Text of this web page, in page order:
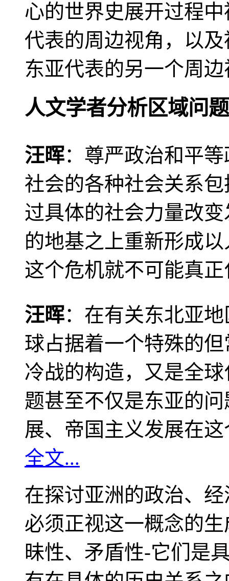
心的世界史展开过程
代表的周边视角，以
东亚代表的另一个周
人文学者分析区域问题
汪晖：尊严政治和平
社会的各种社会关系
过具体的社会力量改
的地基之上重新形成
这个危机就不可能真
汪晖：在有关东北亚
球占据着一个特殊的
冷战的构造，又是全
题甚至不仅是东亚的
展、帝国主义发展在
全文...
在探讨亚洲的政治、
必须正视这一概念的
昧性、矛盾性-它们是